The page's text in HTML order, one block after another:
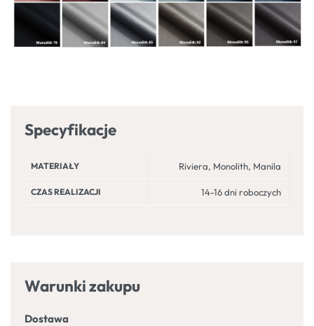
Specyfikacje
MATERIAŁY Riviera, Monolith, Manila
CZAS REALIZACJI 14-16 dni roboczych
Warunki zakupu
Dostawa